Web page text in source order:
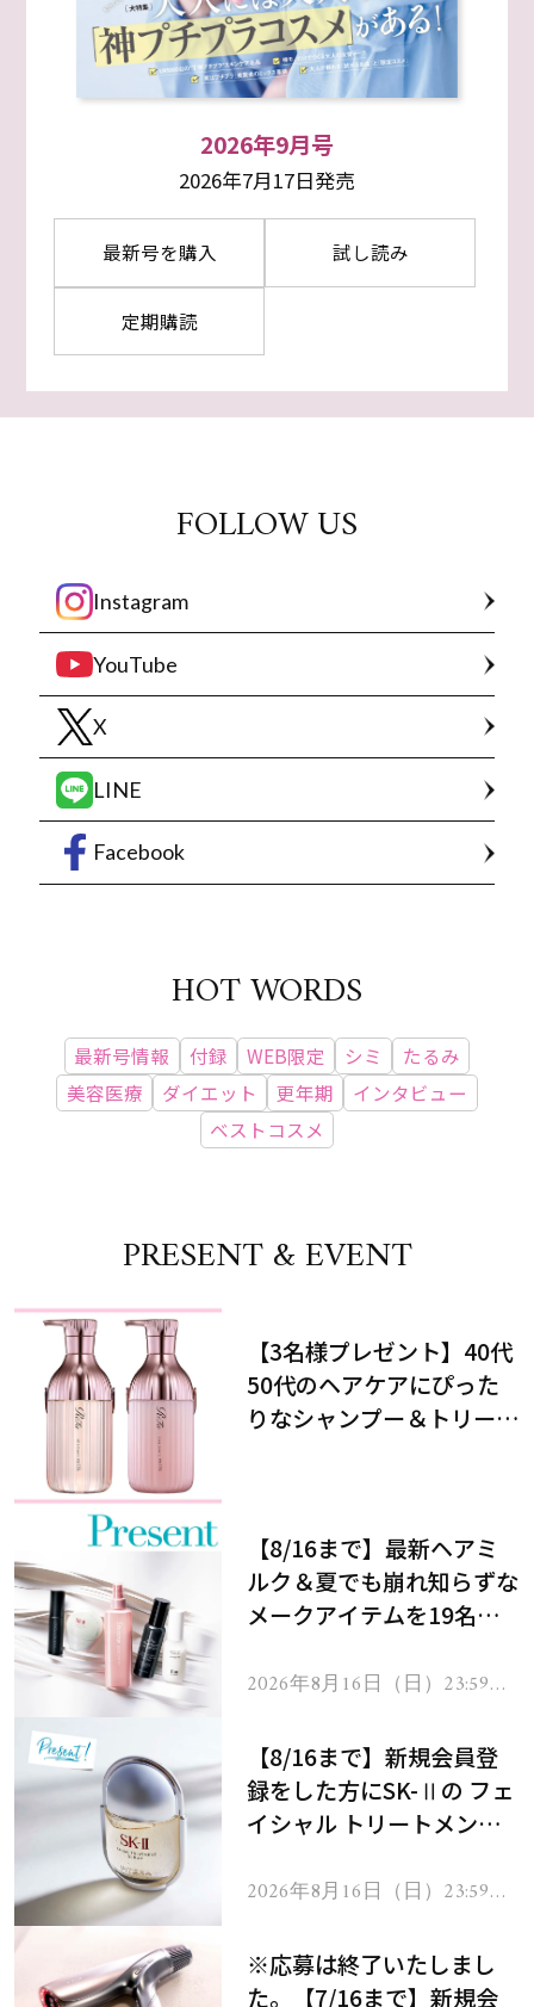
2026年9月号
2026年7月17日発売
最新号を購入 試し読み
定期購読
FOLLOW US
Instagram
YouTube
X
LINE
Facebook
HOT WORDS
最新号情報 付録 WEB限定 シミ
たるみ
美容医療
ダイエット 更年期
インタビュー
ベストコスメ
PRESENT & EVENT
【3名様プレゼント】40代
50代のヘアケアにぴった
りなシャンプー＆トリート
【8/16まで】最新ヘアミ
ルク＆夏でも崩れ知らずな
メークアイテムを19名様
2026年8月16日（日）23:59ま
【8/16まで】新規会員登
録をした方にSK-Ⅱの フェ
イシャル トリートメント
2026年8月16日（日）23:59ま
※応募は終了いたしまし
た。【7/16まで】新規会